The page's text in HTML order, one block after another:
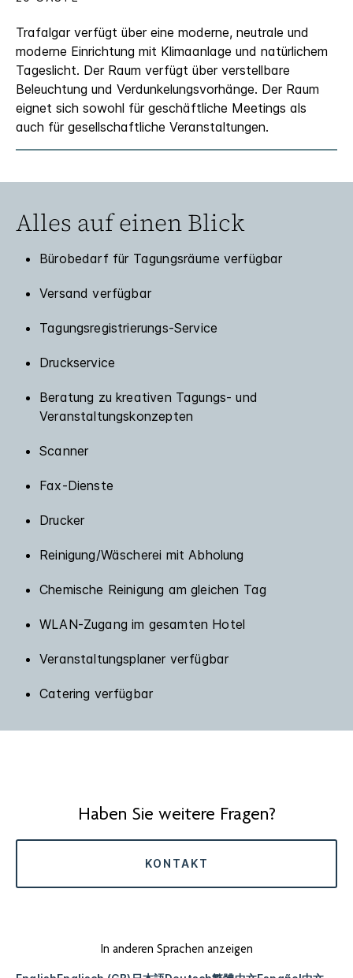
Trafalgar verfügt über eine moderne, neutrale und
moderne Einrichtung mit Klimaanlage und natürlichem
Tageslicht. Der Raum verfügt über verstellbare
Beleuchtung und Verdunkelungsvorhänge. Der Raum
eignet sich sowohl für geschäftliche Meetings als
auch für gesellschaftliche Veranstaltungen.
Alles auf einen Blick
Bürobedarf für Tagungsräume verfügbar
Versand verfügbar
Tagungsregistrierungs-Service
Druckservice
Beratung zu kreativen Tagungs- und
Veranstaltungskonzepten
Scanner
Fax-Dienste
Drucker
Reinigung/Wäscherei mit Abholung
Chemische Reinigung am gleichen Tag
WLAN-Zugang im gesamten Hotel
Veranstaltungsplaner verfügbar
Catering verfügbar
Haben Sie weitere Fragen?
KONTAKT
In anderen Sprachen anzeigen